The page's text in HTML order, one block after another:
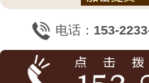
电话： 153-